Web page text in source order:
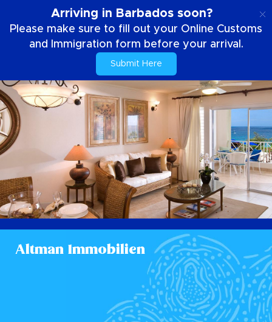
Arriving in Barbados soon?
Please make sure to fill out your Online Customs
and Immigration form before your arrival.
Submit Here
Altman Immobilien